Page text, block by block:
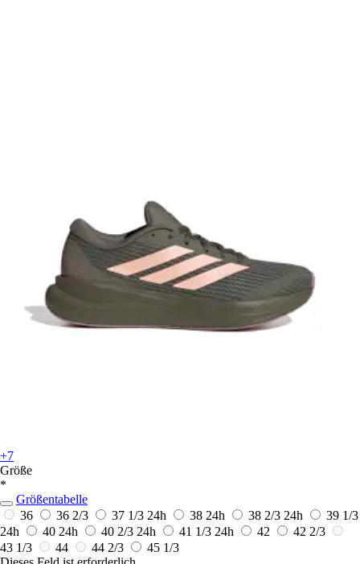
+7
Größe
*
Größentabelle
36
36 2/3 37 1/3 24h 38 24h 38 2/3 24h
39 1/3
24h
40 24h 40 2/3 24h 41 1/3 24h 42
42 2/3
43 1/3
44 44 2/3
45 1/3